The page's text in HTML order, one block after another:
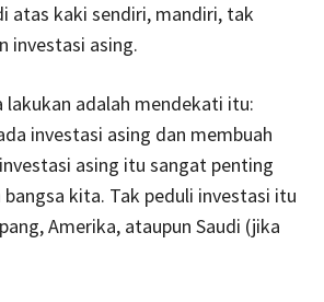
atas kaki sendiri, mandiri, tak
investasi asing.
lakukan adalah mendekati itu:
investasi asing dan membuah
asing itu sangat penting
kita. Tak peduli investasi itu
Amerika, ataupun Saudi (jika